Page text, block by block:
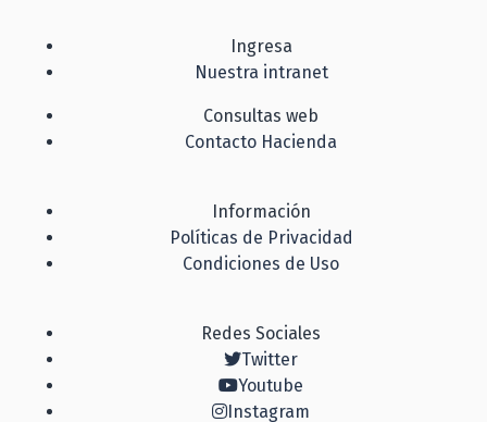
Ingresa
Nuestra intranet
Consultas web
Contacto Hacienda
Información
Políticas de Privacidad
Condiciones de Uso
Redes Sociales
Twitter
Youtube
Instagram